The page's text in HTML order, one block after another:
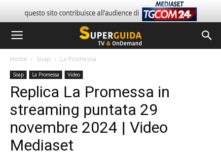
Home Soap La Promessa
Soap La Promessa Video
Replica La Promessa in
streaming puntata 29
novembre 2024 | Video
Mediaset